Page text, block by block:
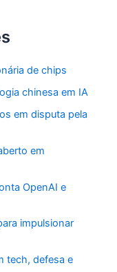
de chips
chinesa em IA
em disputa pela
em
OpenAI e
impulsionar
tech, defesa e